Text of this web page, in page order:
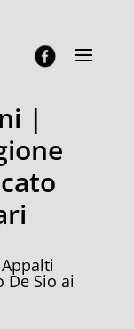
|
De Sio ai